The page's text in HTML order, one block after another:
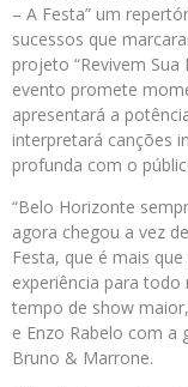
– A Festa” um
sucessos que
projeto “Revivem Sua
evento promete
apresentará a
interpretará canções
profunda com o
“Belo Horizonte
agora chegou a vez
Festa, que é mais
experiência para
tempo de show
e Enzo Rabelo com a
Bruno & Marrone.